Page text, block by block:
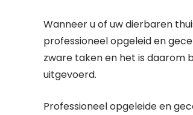
Wanneer u of uw dierbaren
professioneel opgeleid en
zware taken en het is daarom
uitgevoerd.
Professioneel opgeleide en